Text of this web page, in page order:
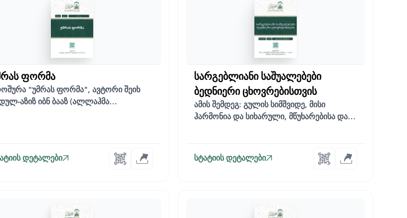
ფორმა
"უმრას ფორმა", ავტორი შეიხ
აზიზ იბნ ბააზ (ალლაჰმა
დეტალები
სარგებლიანი საშუალებები
ბედნიერი ცხოვრებისთვის
ამის შემდეგ: გულის სიმშვიდე, მისი
ჰარმონია და სიხარული, მწუხარებისა და
სტატიის დეტალები